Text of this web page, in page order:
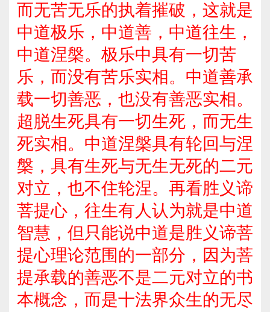
而无苦无乐的执着摧破，这就是
中道极乐，中道善，中道往生，
中道涅槃。极乐中具有一切苦
乐，而没有苦乐实相。中道善承
载一切善恶，也没有善恶实相。
超脱生死具有一切生死，而无生
死实相。中道涅槃具有轮回与涅
槃，具有生死与无生无死的二元
对立，也不住轮涅。再看胜义谛
菩提心，往生有人认为就是中道
智慧，但只能说中道是胜义谛菩
提心理论范围的一部分，因为菩
提承载的善恶不是二元对立的书
本概念，而是十法界众生的无尽